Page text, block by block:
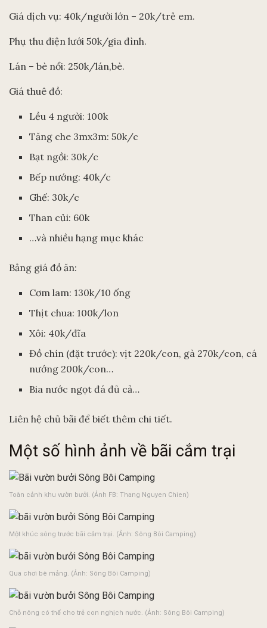
Giá dịch vụ: 40k/người lớn – 20k/trẻ em.
Phụ thu điện lưới 50k/gia đình.
Lán – bè nổi: 250k/lán,bè.
Giá thuê đồ:
Lều 4 người: 100k
Tăng che 3mx3m: 50k/c
Bạt ngồi: 30k/c
Bếp nướng: 40k/c
Ghế: 30k/c
Than củi: 60k
…và nhiều hạng mục khác
Bảng giá đồ ăn:
Cơm lam: 130k/10 ống
Thịt chua: 100k/lon
Xôi: 40k/đĩa
Đồ chín (đặt trước): vịt 220k/con, gà 270k/con, cá
nướng 200k/con…
Bia nước ngọt đá đủ cả…
Liên hệ chủ bãi để biết thêm chi tiết.
Một số hình ảnh về bãi cắm trại
Toàn cảnh khu vườn bưởi. (Ảnh FB: Thang Nguyen Chien)
Một khúc sông trước bãi cắm trại. (Ảnh: Sông Bôi Camping)
Qua chơi bè mảng. (Ảnh: Sông Bôi Camping)
Chỗ nông có thể cho trẻ con nghịch nước. (Ảnh: Sông Bôi Camping)